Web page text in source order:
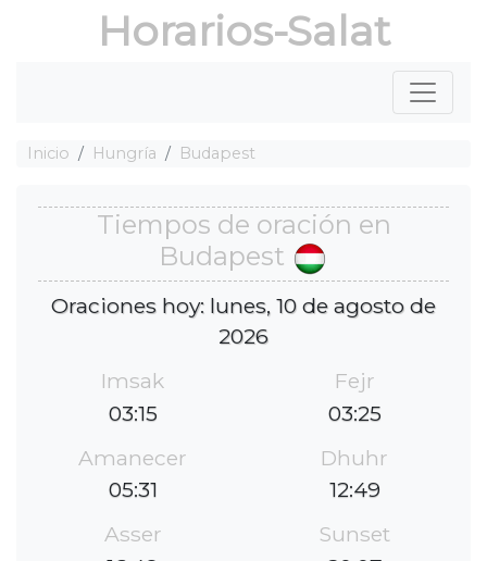
Horarios-Salat
Inicio Hungría Budapest
Tiempos de oración en
Budapest
Oraciones hoy: lunes, 10 de agosto de
2026
Imsak
03:15
Fejr
03:25
Amanecer
05:31
Dhuhr
12:49
Asser
Sunset